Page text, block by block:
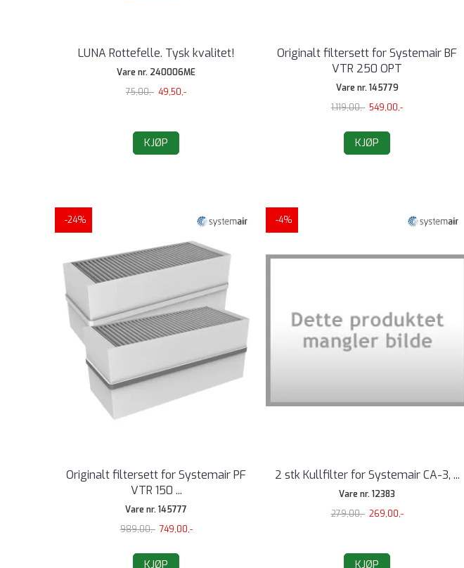
LUNA Rottefelle. Tysk kvalitet!
Vare nr. 240006ME
75,00,- 49,50,-
KJØP
Originalt filtersett for Systemair BF
VTR 250 OPT
Vare nr. 145779
1.119,00,- 549,00,-
KJØP
-24%
Originalt filtersett for Systemair PF
VTR 150 ...
Vare nr. 145777
989,00,- 749,00,-
KJØP
-4%
2 stk Kullfilter for Systemair CA-3, ...
Vare nr. 12383
279,00,- 269,00,-
KJØP